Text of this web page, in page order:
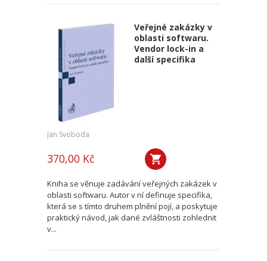
Veřejné zakázky v
oblasti softwaru.
Vendor lock-in a
další specifika
Jan Svoboda
370,00 Kč
Kniha se věnuje zadávání veřejných zakázek v
oblasti softwaru. Autor v ní definuje specifika,
která se s tímto druhem plnění pojí, a poskytuje
praktický návod, jak dané zvláštnosti zohlednit
v...